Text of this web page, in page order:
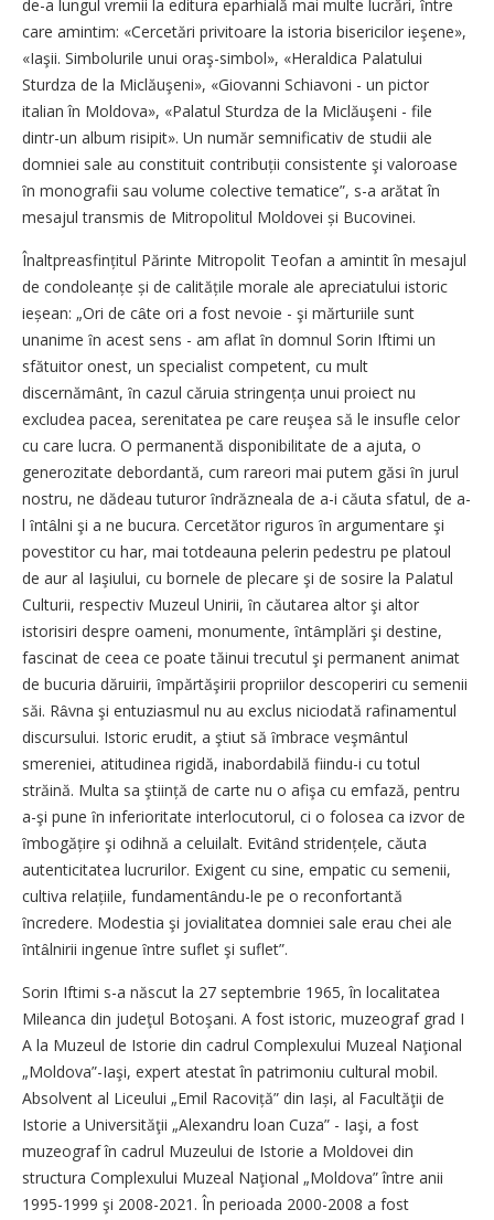
de-a lungul vremii la editura eparhială mai multe lucrări, ȋntre
care amintim: «Cercetări privitoare la istoria bisericilor ieşene»,
«Iaşii. Simbolurile unui oraş-simbol», «Heraldica Palatului
Sturdza de la Miclăuşeni», «Giovanni Schiavoni - un pictor
italian în Moldova», «Palatul Sturdza de la Miclăuşeni - file
dintr-un album risipit». Un număr semnificativ de studii ale
domniei sale au constituit contribuții consistente şi valoroase
ȋn monografii sau volume colective tematice”, s-a arătat în
mesajul transmis de Mitropolitul Moldovei și Bucovinei.
Înaltpreasfințitul Părinte Mitropolit Teofan a amintit în mesajul
de condoleanțe și de calitățile morale ale apreciatului istoric
ieșean: „Ori de cȃte ori a fost nevoie - şi mărturiile sunt
unanime ȋn acest sens - am aflat ȋn domnul Sorin Iftimi un
sfătuitor onest, un specialist competent, cu mult
discernămȃnt, ȋn cazul căruia stringența unui proiect nu
excludea pacea, serenitatea pe care reuşea să le insufle celor
cu care lucra. O permanentă disponibilitate de a ajuta, o
generozitate debordantă, cum rareori mai putem găsi ȋn jurul
nostru, ne dădeau tuturor ȋndrăzneala de a-i căuta sfatul, de a-
l ȋntȃlni şi a ne bucura. Cercetător riguros ȋn argumentare şi
povestitor cu har, mai totdeauna pelerin pedestru pe platoul
de aur al Iaşiului, cu bornele de plecare şi de sosire la Palatul
Culturii, respectiv Muzeul Unirii, ȋn căutarea altor şi altor
istorisiri despre oameni, monumente, ȋntȃmplări şi destine,
fascinat de ceea ce poate tăinui trecutul şi permanent animat
de bucuria dăruirii, ȋmpărtăşirii propriilor descoperiri cu semenii
săi. Rȃvna şi entuziasmul nu au exclus niciodată rafinamentul
discursului. Istoric erudit, a ştiut să ȋmbrace veşmȃntul
smereniei, atitudinea rigidă, inabordabilă fiindu-i cu totul
străină. Multa sa ştiință de carte nu o afişa cu emfază, pentru
a-şi pune ȋn inferioritate interlocutorul, ci o folosea ca izvor de
ȋmbogățire şi odihnă a celuilalt. Evitȃnd stridențele, căuta
autenticitatea lucrurilor. Exigent cu sine, empatic cu semenii,
cultiva relațiile, fundamentȃndu-le pe o reconfortantă
ȋncredere. Modestia şi jovialitatea domniei sale erau chei ale
ȋntȃlnirii ingenue ȋntre suflet şi suflet”.
Sorin Iftimi s-a născut la 27 septembrie 1965, în localitatea
Mileanca din judeţul Botoşani. A fost istoric, muzeograf grad I
A la Muzeul de Istorie din cadrul Complexului Muzeal Naţional
„Moldova”-Iaşi, expert atestat în patrimoniu cultural mobil.
Absolvent al Liceului „Emil Raco­viță” din Iași, al Facultăţii de
Istorie a Universităţii­­ „Alexan­dru loan ­Cuza” - Iaşi, a fost
muzeograf în ­cadrul Muzeului de Istorie a Moldovei din
structura Complexului Muzeal Naţional „Moldova” între anii
1995-1999 şi 2008-2021. În perioada 2000-2008 a fost